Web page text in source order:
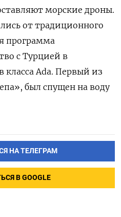
морские дроны.
от традиционного
программа
с Турцией в
класса Ada. Первый из
был спущен на воду
НА ТЕЛЕГРАМ
В GOOGLE